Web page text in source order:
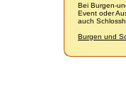
Bei Burgen-
Event oder
auch
Burgen und